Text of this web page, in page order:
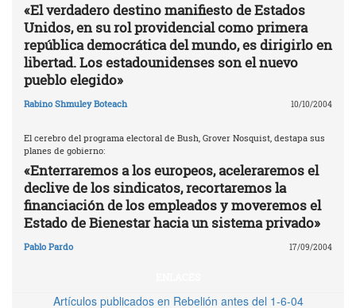
«El verdadero destino manifiesto de Estados
Unidos, en su rol providencial como primera
república democrática del mundo, es dirigirlo en
libertad. Los estadounidenses son el nuevo
pueblo elegido»
Rabino Shmuley Boteach 10/10/2004
El cerebro del programa electoral de Bush, Grover Nosquist, destapa sus
planes de gobierno:
«Enterraremos a los europeos, aceleraremos el
declive de los sindicatos, recortaremos la
financiación de los empleados y moveremos el
Estado de Bienestar hacia un sistema privado»
Pablo Pardo 17/09/2004
Artículos publicados en Rebelión antes del 1-6-04